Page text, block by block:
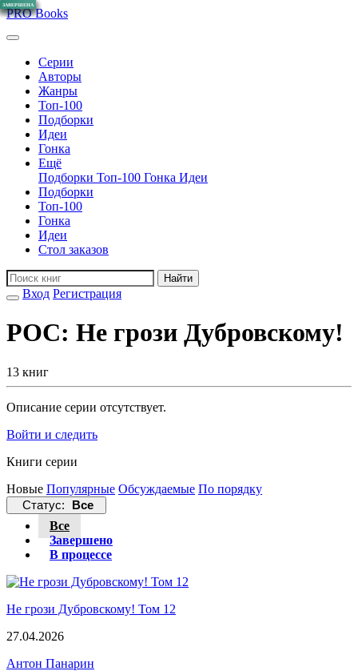
PRO Books
Серии
Авторы
Жанры
Топ-100
Подборки
Идеи
Гонка
Ещё
Подборки Топ-100 Гонка Идеи
Подборки
Топ-100
Гонка
Идеи
Стол заказов
Найти
Вход Регистрация
РОС: Не грози Дубровскому!
13 книг
Описание серии отсутствует.
Войти и следить
Книги серии
Новые Популярные Обсуждаемые По порядку
Статус: Все
Все
Завершено
В процессе
ЗАВЕРШЕНА
Не грози Дубровскому! Том 12
27.04.2026
Антон Панарин
ЗАВЕРШЕНА
ЗАВЕРШЕНА
ЗАВЕРШЕНА
ЗАВЕРШЕНА
ЗАВЕРШЕНА
ЗАВЕРШЕНА
ЗАВЕРШЕНА
ЗАВЕРШЕНА
ЗАВЕРШЕНА
ЗАВЕРШЕНА
ЗАВЕРШЕНА
ЗАВЕРШЕНА